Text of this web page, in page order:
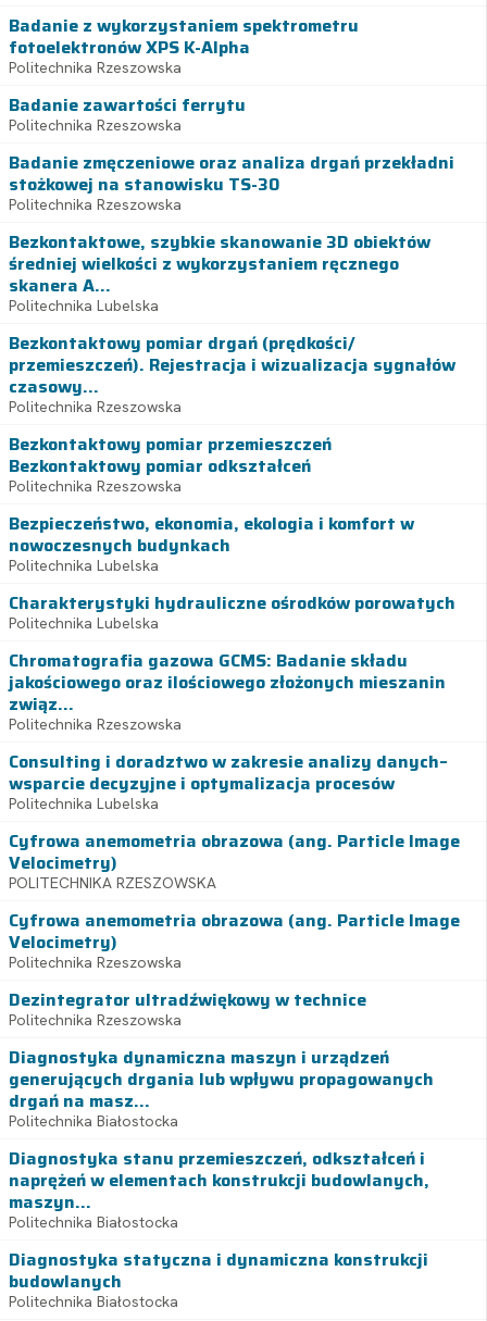
Badanie z wykorzystaniem spektrometru
fotoelektronów XPS K-Alpha
Politechnika Rzeszowska
Badanie zawartości ferrytu
Politechnika Rzeszowska
Badanie zmęczeniowe oraz analiza drgań przekładni
stożkowej na stanowisku TS-30
Politechnika Rzeszowska
Bezkontaktowe, szybkie skanowanie 3D obiektów
średniej wielkości z wykorzystaniem ręcznego
skanera A...
Politechnika Lubelska
Bezkontaktowy pomiar drgań (prędkości/
przemieszczeń). Rejestracja i wizualizacja sygnałów
czasowy...
Politechnika Rzeszowska
Bezkontaktowy pomiar przemieszczeń
Bezkontaktowy pomiar odkształceń
Politechnika Rzeszowska
Bezpieczeństwo, ekonomia, ekologia i komfort w
nowoczesnych budynkach
Politechnika Lubelska
Charakterystyki hydrauliczne ośrodków porowatych
Politechnika Lubelska
Chromatografia gazowa GCMS: Badanie składu
jakościowego oraz ilościowego złożonych mieszanin
związ...
Politechnika Rzeszowska
Consulting i doradztwo w zakresie analizy danych–
wsparcie decyzyjne i optymalizacja procesów
Politechnika Lubelska
Cyfrowa anemometria obrazowa (ang. Particle Image
Velocimetry)
POLITECHNIKA RZESZOWSKA
Cyfrowa anemometria obrazowa (ang. Particle Image
Velocimetry)
Politechnika Rzeszowska
Dezintegrator ultradźwiękowy w technice
Politechnika Rzeszowska
Diagnostyka dynamiczna maszyn i urządzeń
generujących drgania lub wpływu propagowanych
drgań na masz...
Politechnika Białostocka
Diagnostyka stanu przemieszczeń, odkształceń i
naprężeń w elementach konstrukcji budowlanych,
maszyn...
Politechnika Białostocka
Diagnostyka statyczna i dynamiczna konstrukcji
budowlanych
Politechnika Białostocka